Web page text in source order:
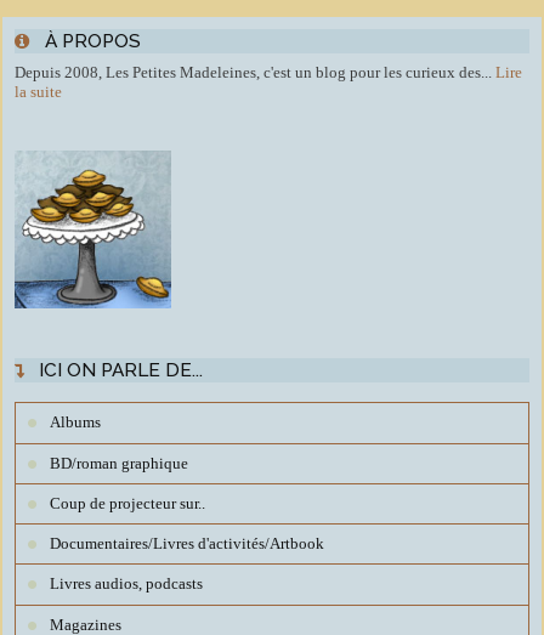
À PROPOS
Depuis 2008, Les Petites Madeleines, c'est un blog pour les curieux des...
Lire
la suite
ICI ON PARLE DE...
Albums
BD/roman graphique
Coup de projecteur sur..
Documentaires/Livres d'activités/Artbook
Livres audios, podcasts
Magazines